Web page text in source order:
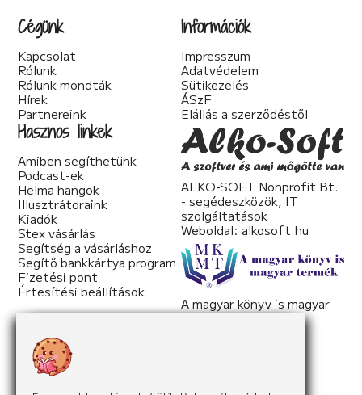
Cégünk
Kapcsolat
Rólunk
Rólunk mondták
Hírek
Partnereink
Információk
Impresszum
Adatvédelem
Sütikezelés
ÁSzF
Elállás a szerződéstől
Hasznos linkek
Amiben segíthetünk
Podcast-ek
Helma hangok
Illusztrátoraink
Kiadók
Stex vásárlás
Segítség a vásárláshoz
Segítő bankkártya program
Fizetési pont
Értesítési beállítások
ALKO-SOFT Nonprofit Bt.
- segédeszközök, IT
szolgáltatások
Weboldal: alkosoft.hu
A magyar könyv is magyar
termék